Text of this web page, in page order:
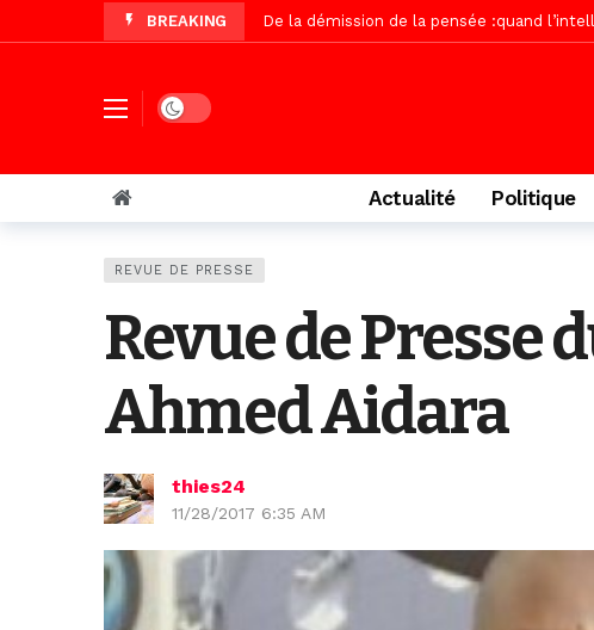
BREAKING Autoroute Dakar-Saint Louis, les
« Le Parti, la Patrie et la Nation » (Par
Affaire Pape Cheikh Diallo : La liste des
Vidéo/ Magal 2026, le train a transporté
Vidéo/ L’arrivée spectaculaire à la gare de
Vidéo/Gamou Bakhdad chez Boroom
Adhésion du Mouvement citoyen «
Dark mode
Actualité Politique
REVUE DE PRESSE
Revue de Presse
Ahmed Aidara
thies24
11/28/2017 6:35 AM